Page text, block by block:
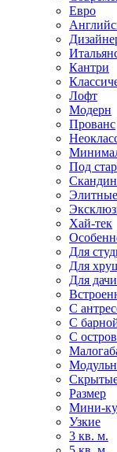
Евро
Кантри
Лофт
Модерн
Прованс
Под
Элитные
Хай-тек
Для
Для
Для дачи
С
С
С
Размер
Мини-
Узкие
3 кв. м.